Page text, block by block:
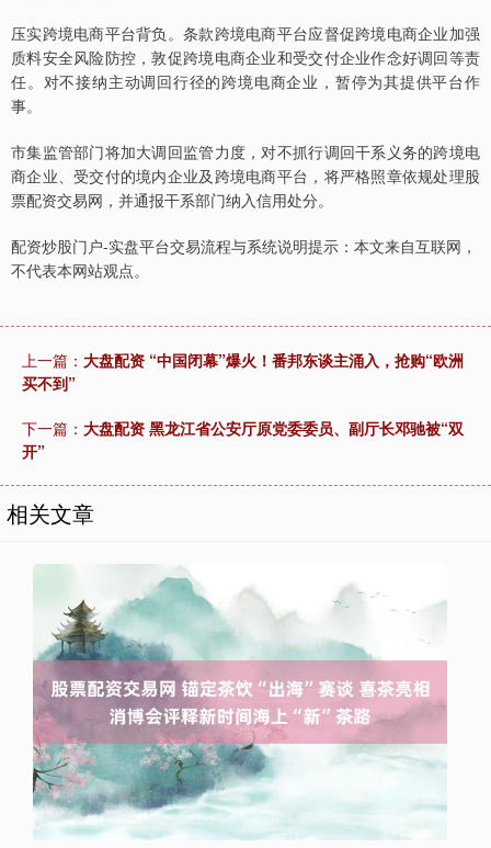
压实跨境电商平台背负。条款跨境电商平台应督促跨境电商企业加强
质料安全风险防控，敦促跨境电商企业和受交付企业作念好调回等责
任。对不接纳主动调回行径的跨境电商企业，暂停为其提供平台作
事。
市集监管部门将加大调回监管力度，对不抓行调回干系义务的跨境电
商企业、受交付的境内企业及跨境电商平台，将严格照章依规处理股
票配资交易网，并通报干系部门纳入信用处分。
配资炒股门户-实盘平台交易流程与系统说明提示：本文来自互联网，
不代表本网站观点。
上一篇： 大盘配资 “中国闭幕”爆火！番邦东谈主涌入，抢购“欧洲
买不到”
下一篇： 大盘配资 黑龙江省公安厅原党委委员、副厅长邓驰被“双
开”
相关文章